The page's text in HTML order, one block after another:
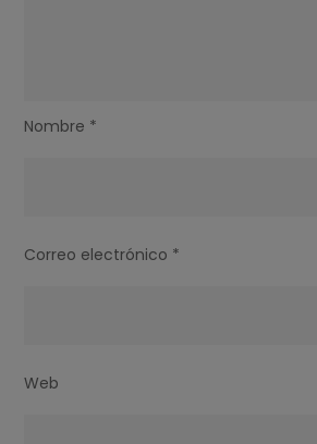
Nombre *
Correo electrónico *
Web